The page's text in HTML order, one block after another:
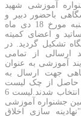
آموزشی شهید
باحضور دبیر و
اعضاء کمیته علمی در روز یکشنبه مورخ 18 دی ماه
و اعضای کمیته
تشکیل گردید. در
32 فرایند ارسالی از تمامی
آموزشی به عنوان
جهت ارسال به
از چک لیست
داوری مطابق فرم وزارت متبوع انتخاب شدند.لیست 6
جشنواره آموزشی
"نهادینه سازی اخلاق